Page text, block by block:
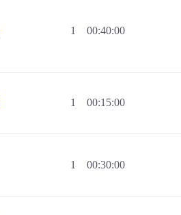
1 00:40:00
1 00:15:00
1 00:30:00